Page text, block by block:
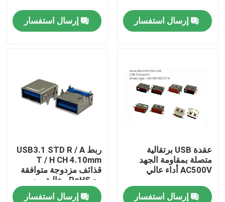
بيت
معلومات عنا
جولة في المعمل
رقابة جودة
إرسال استفسار إرسال استفسار
عقدة USB برتقالية
متصلة بمقاومة الجهد
AC500V أداء عالي
إرسال استفسار
ربط USB3.1 STD R / A
T / H CH 4.10mm
قذائف مزدوجة متوافقة
مع RoHS وخالية من
الهولوجين
إرسال استفسار